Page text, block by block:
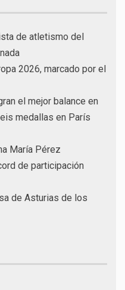
de atletismo del
2026, marcado por el
el mejor balance en
medallas en París
María Pérez
de participación
de Asturias de los